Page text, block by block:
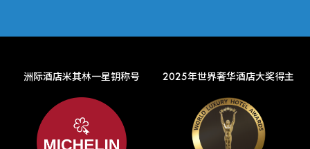
洲际酒店米其林一星钥称号 2025年世界奢华酒店大奖得主